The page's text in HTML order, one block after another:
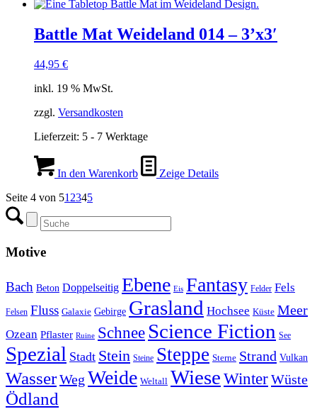
Battle Mat Weideland 014 – 3’x3′
44,95 €
inkl. 19 % MwSt.
zzgl. Versandkosten
Lieferzeit: 5 - 7 Werktage
In den Warenkorb
Zeige Details
Seite 4 von 51 2345
Motive
Bach Beton Doppelseitig Ebene Eis Fantasy Felder Fels
Felsen Fluss Galaxie Gebirge Grasland Hochsee Küste Meer
Ozean Pflaster Ruine Schnee Science Fiction See
Spezial Stadt Stein Steine Steppe Sterne Strand Vulkan
WasserWeg Weide Weltall WieseWinterWüste
Ödland